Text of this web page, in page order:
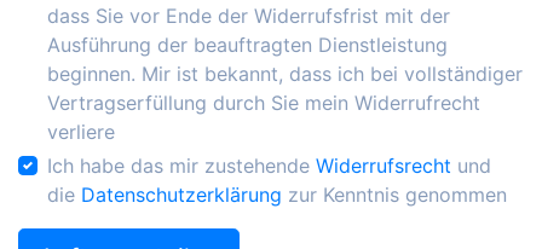
dass Sie vor Ende der Widerrufsfrist mit der
Ausführung der beauftragten Dienstleistung
beginnen. Mir ist bekannt, dass ich bei vollständiger
Vertragserfüllung durch Sie mein Widerrufrecht
verliere
Ich habe das mir zustehende Widerrufsrecht und
die Datenschutzerklärung zur Kenntnis genommen